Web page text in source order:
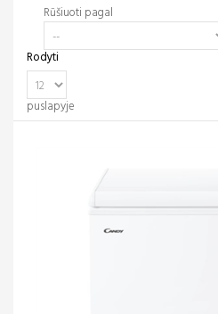
Rūšiuoti pagal
Rodyti
puslapyje